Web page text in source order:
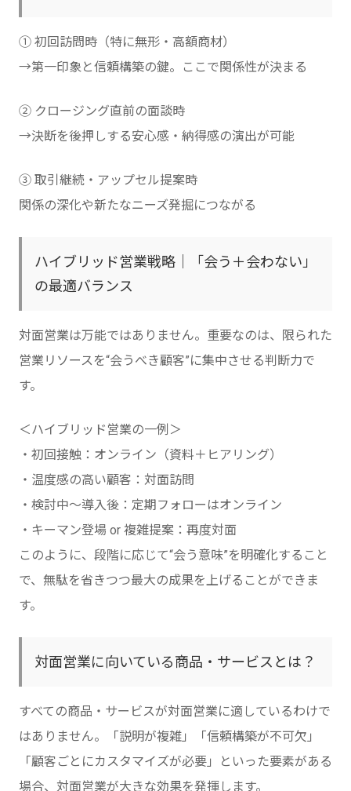
① 初回訪問時（特に無形・高額商材）
→第一印象と信頼構築の鍵。ここで関係性が決まる
② クロージング直前の面談時
→決断を後押しする安心感・納得感の演出が可能
③ 取引継続・アップセル提案時
関係の深化や新たなニーズ発掘につながる
ハイブリッド営業戦略｜「会う＋会わない」
の最適バランス
対面営業は万能ではありません。重要なのは、限られた
営業リソースを“会うべき顧客”に集中させる判断力で
す。
＜ハイブリッド営業の一例＞
・初回接触：オンライン（資料＋ヒアリング）
・温度感の高い顧客：対面訪問
・検討中～導入後：定期フォローはオンライン
・キーマン登場 or 複雑提案：再度対面
このように、段階に応じて“会う意味”を明確化すること
で、無駄を省きつつ最大の成果を上げることができま
す。
対面営業に向いている商品・サービスとは？
すべての商品・サービスが対面営業に適しているわけで
はありません。「説明が複雑」「信頼構築が不可欠」
「顧客ごとにカスタマイズが必要」といった要素がある
場合、対面営業が大きな効果を発揮します。